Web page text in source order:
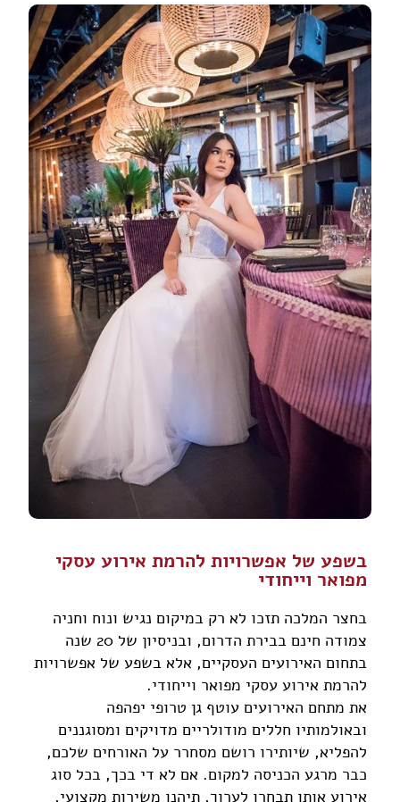
בשפע של אפשרויות להרמת אירוע עסקי
מפואר וייחודי
בחצר המלכה תזכו לא רק במיקום נגיש ונוח וחניה
צמודה חינם בבירת הדרום, ובניסיון של 20 שנה
בתחום האירועים העסקיים, אלא בשפע של אפשרויות
להרמת אירוע עסקי מפואר וייחודי.
את מתחם האירועים עוטף גן טרופי יפהפה
ובאולמותיו חללים מודולריים מדויקים ומסוגננים
להפליא, שיותירו רושם מסחרר על האורחים שלכם,
כבר מרגע הכניסה למקום. אם לא די בכך, בכל סוג
אירוע אותו תבחרו לערוך, תיהנו משירות מקצועי,